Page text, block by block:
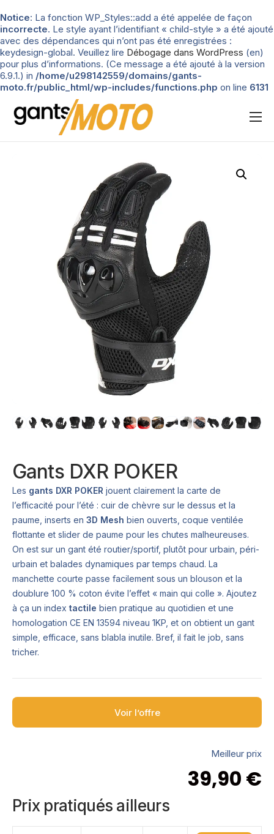
Notice: La fonction WP_Styles::add a été appelée de façon
incorrecte. Le style ayant l’identifiant « child-style » a été ajouté
avec des dépendances qui n’ont pas été enregistrées :
keydesign-global. Veuillez lire Débogage dans WordPress (en)
pour plus d’informations. (Ce message a été ajouté à la version
6.9.1.) in /home/u298142559/domains/gants-
moto.fr/public_html/wp-includes/functions.php on line 6131
Nos tests
Types de gants
Guide d’achat
Gants DXR POKER
Les gants DXR POKER jouent clairement la carte de
l’efficacité pour l’été : cuir de chèvre sur le dessus et la
paume, inserts en 3D Mesh bien ouverts, coque ventilée
flottante et slider de paume pour les chutes malheureuses.
On est sur un gant été routier/sportif, plutôt pour urbain, péri-
urbain et balades dynamiques par temps chaud. La
manchette courte passe facilement sous un blouson et la
doublure 100 % coton évite l’effet « main qui colle ». Ajoutez
à ça un index tactile bien pratique au quotidien et une
homologation CE EN 13594 niveau 1KP, et on obtient un gant
simple, efficace, sans blabla inutile. Bref, il fait le job, sans
tricher.
Voir l’offre
Meilleur prix
39,90 €
Prix pratiqués ailleurs